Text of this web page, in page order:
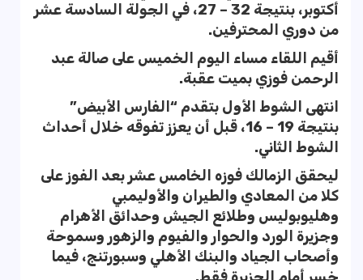
أكتوبر، بنتيجة 32 – 27، في الجولة السادسة عشر
من دوري المحترفين.
أقيم اللقاء مساء اليوم الخميس على صالة عبد
الرحمن فوزي بميت عقبة.
انتهى الشوط الأول بتقدم “الفارس الأبيض”
بنتيجة 19 – 16، قبل أن يعزز تفوقه خلال أحداث
الشوط الثاني.
ليحقق الزمالك فوزه الخامس عشر بعد الفوز على
كلا من المعادي والطيران والأوليمبي
وهليوبوليس وطلائع الجيش وحدائق الأهرام
وجزيرة الورد والحوار والفيوم والزهور وسموحة
وأصحاب الجياد والبنك الأهلي وسبورتنج، فيما